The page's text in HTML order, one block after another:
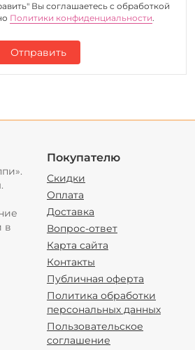
Вы соглашаетесь c обработкой
Политики конфиденциальности.
Отправить
в
Покупателю
Скидки
Оплата
Доставка
Вопрос-ответ
Карта сайта
Контакты
Публичная оферта
Политика обработки
персональных данных
Пользовательское
соглашение